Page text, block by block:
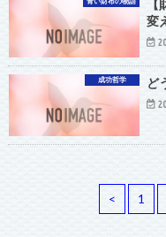
変
成功哲学 ど
< 1